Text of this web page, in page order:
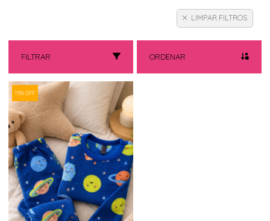
LIMPAR FILTROS
FILTRAR ORDENAR
15% OFF